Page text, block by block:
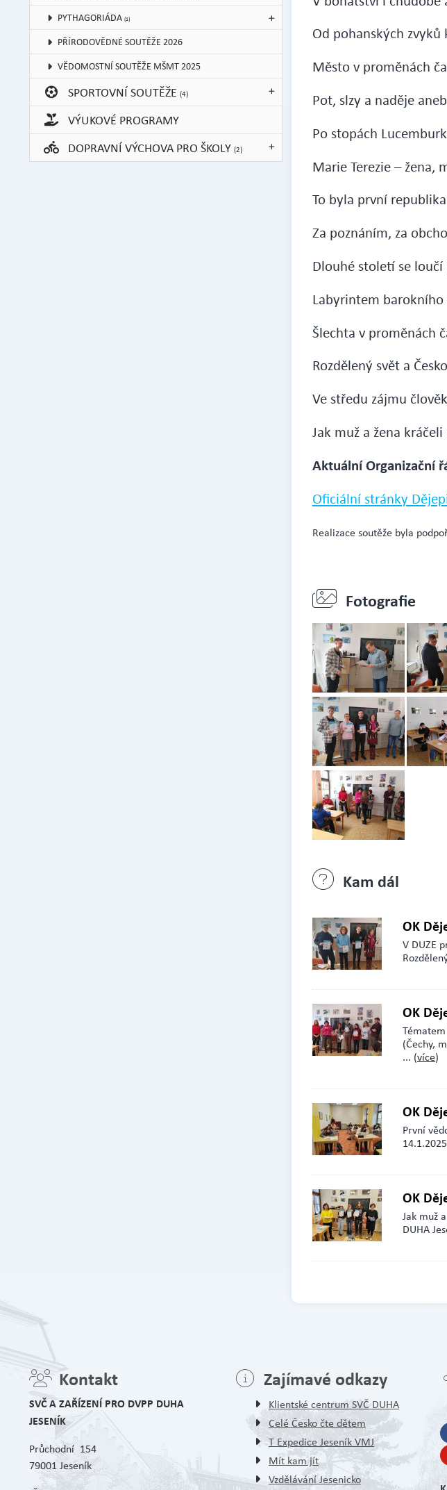
PYTHAGORIÁDA (1)
PŘÍRODOVĚDNÉ SOUTĚŽE 2026
VĚDOMOSTNÍ SOUTĚŽE MŠMT 2025
SPORTOVNÍ SOUTĚŽE (4)
VÝUKOVÉ PROGRAMY
DOPRAVNÍ VÝCHOVA PRO ŠKOLY (2)
Od pohanských
Město v proměnách
Pot, slzy a naděje
Po stopách
Marie Terezie – žena,
To byla první
Za poznáním, za
Dlouhé století se
Labyrintem
Šlechta v proměnách
Rozdělený svět a
Ve středu zájmu
Jak muž a žena
Aktuální Organizační
Oficiální stránky
Realizace soutěže byla
Fotografie
Kam dál
OK
V DUZE
OK
(Čechy,
... (více)
OK
První
OK
Jak muž
DUHA
Kontakt
SVČ A ZAŘÍZENÍ PRO DVPP DUHA
JESENÍK
Průchodní 154
79001 Jeseník
Zajímavé odkazy
Klientské centrum SVČ DUHA
Celé Česko čte dětem
T Expedice Jeseník VMJ
Mít kam jít
Vzdělávání Jesenicko